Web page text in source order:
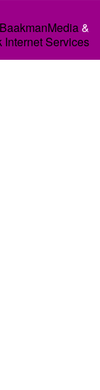
BaakmanMedia&
Internet Services